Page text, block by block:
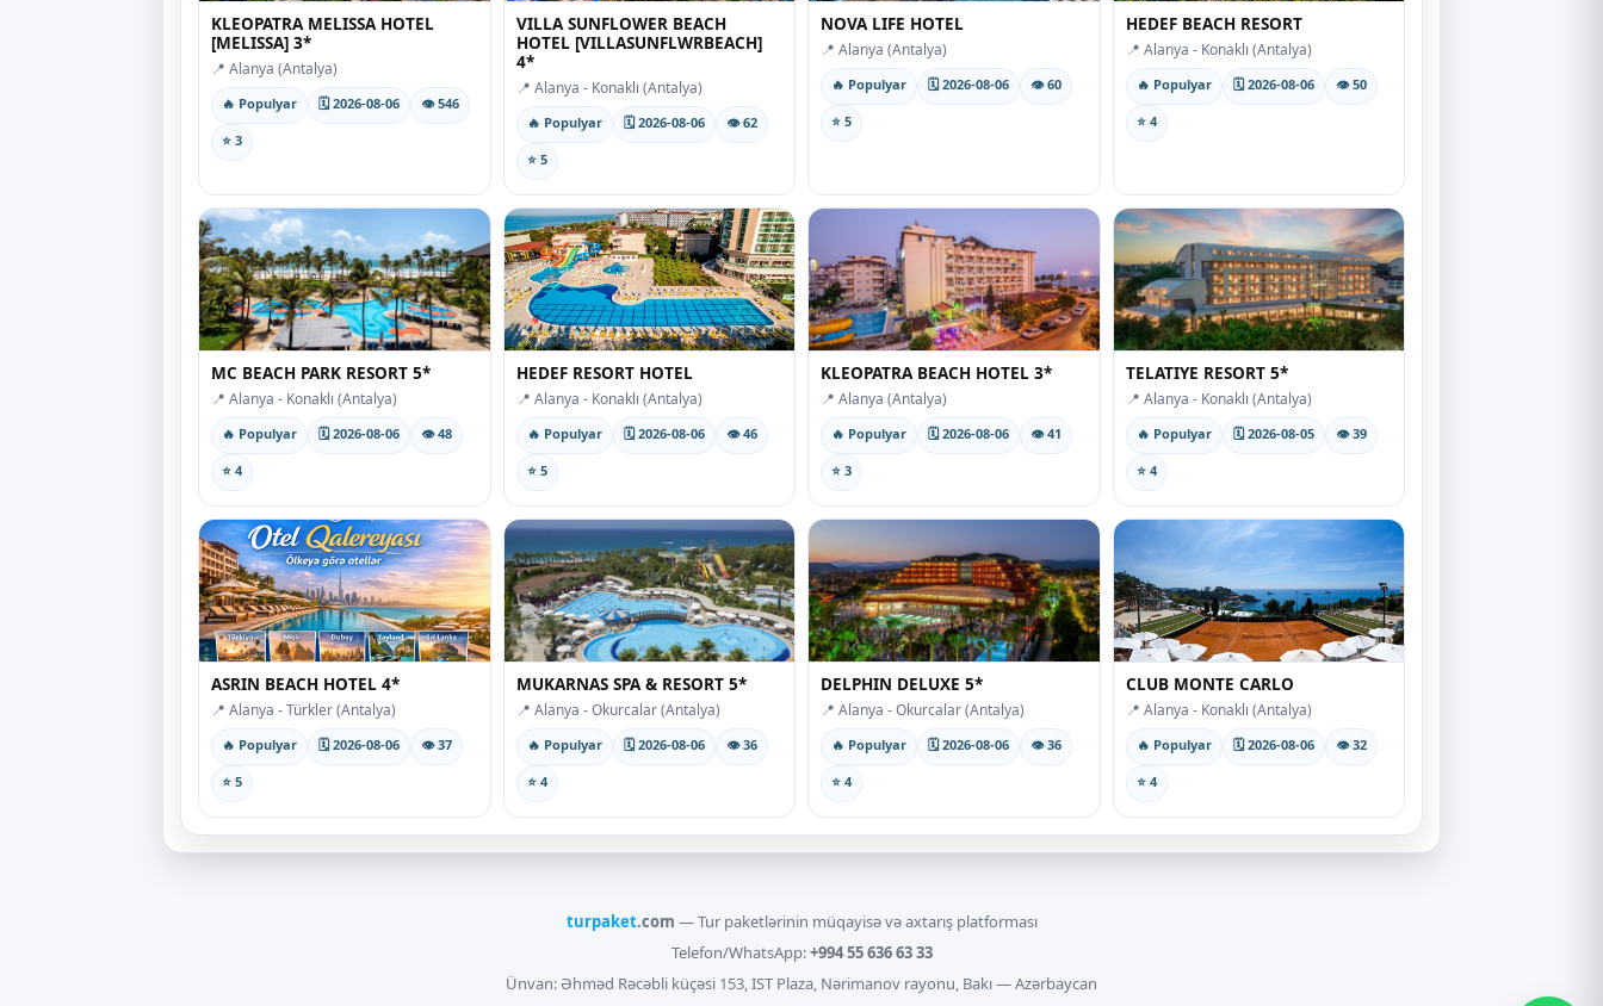
KLEOPATRA MELISSA HOTEL
[MELISSA] 3*
📍 Alanya (Antalya)
🔥 Populyar 🗓 2026-08-06 👁 546
⭐ 3
VILLA SUNFLOWER BEACH
HOTEL [VILLASUNFLWRBEACH]
4*
📍 Alanya - Konaklı (Antalya)
🔥 Populyar 🗓 2026-08-06 👁 62
⭐ 5
NOVA LIFE HOTEL
📍 Alanya (Antalya)
🔥 Populyar 🗓 2026-08-06 👁 60
⭐ 5
HEDEF BEACH RESORT
📍 Alanya - Konaklı (Antalya)
🔥 Populyar 🗓 2026-08-06 👁 50
⭐ 4
MC BEACH PARK RESORT 5*
📍 Alanya - Konaklı (Antalya)
🔥 Populyar 🗓 2026-08-06 👁 48
⭐ 4
HEDEF RESORT HOTEL
📍 Alanya - Konaklı (Antalya)
🔥 Populyar 🗓 2026-08-06 👁 46
⭐ 5
KLEOPATRA BEACH HOTEL 3*
📍 Alanya (Antalya)
🔥 Populyar 🗓 2026-08-06 👁 41
⭐ 3
TELATIYE RESORT 5*
📍 Alanya - Konaklı (Antalya)
🔥 Populyar 🗓 2026-08-05 👁 39
⭐ 4
ASRIN BEACH HOTEL 4*
📍 Alanya - Türkler (Antalya)
🔥 Populyar 🗓 2026-08-06 👁 37
⭐ 5
MUKARNAS SPA & RESORT 5*
📍 Alanya - Okurcalar (Antalya)
🔥 Populyar 🗓 2026-08-06 👁 36
⭐ 4
DELPHIN DELUXE 5*
📍 Alanya - Okurcalar (Antalya)
🔥 Populyar 🗓 2026-08-06 👁 36
⭐ 4
CLUB MONTE CARLO
📍 Alanya - Konaklı (Antalya)
🔥 Populyar 🗓 2026-08-06 👁 32
⭐ 4
turpaket.com — Tur paketlərinin müqayisə və axtarış platforması
Telefon/WhatsApp:+994 55 636 63 33
Ünvan: Əhməd Rəcəbli küçəsi 153, IST Plaza, Nərimanov rayonu, Bakı — Azərbaycan